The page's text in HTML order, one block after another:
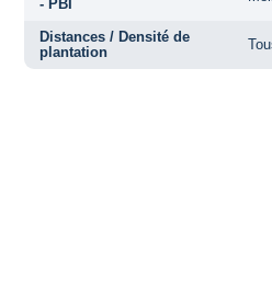
- PBI
Distances / Densité de
plantation